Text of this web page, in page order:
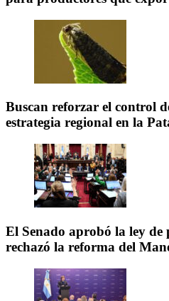
Buscan reforzar el control
estrategia regional en la
El Senado aprobó la ley
rechazó la reforma del